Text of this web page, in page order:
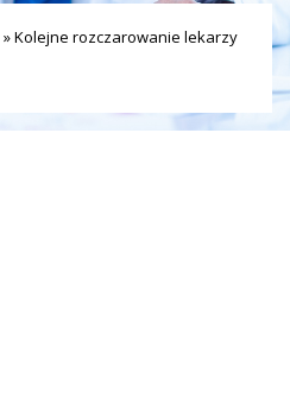
»Kolejne rozczarowanie lekarzy